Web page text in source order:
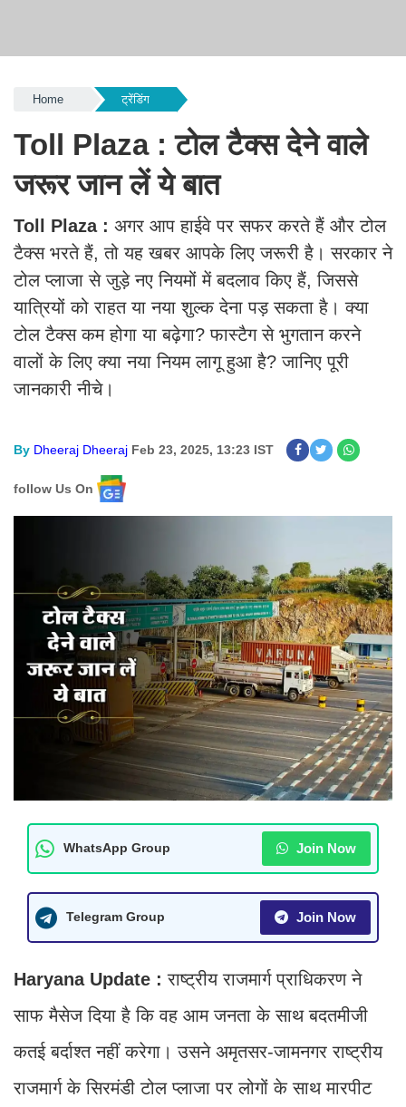
Home ट्रेंडिंग
Toll Plaza : टोल टैक्स देने वाले
जरूर जान लें ये बात
Toll Plaza : अगर आप हाईवे पर सफर करते हैं और टोल
टैक्स भरते हैं, तो यह खबर आपके लिए जरूरी है। सरकार ने
टोल प्लाजा से जुड़े नए नियमों में बदलाव किए हैं, जिससे
यात्रियों को राहत या नया शुल्क देना पड़ सकता है। क्या
टोल टैक्स कम होगा या बढ़ेगा? फास्टैग से भुगतान करने
वालों के लिए क्या नया नियम लागू हुआ है? जानिए पूरी
जानकारी नीचे।
By Dheeraj Dheeraj Feb 23, 2025, 13:23 IST
follow Us On
WhatsApp Group Join Now
Telegram Group Join Now
Haryana Update :राष्ट्रीय राजमार्ग प्राधिकरण ने
साफ मैसेज दिया है कि वह आम जनता के साथ बदतमीजी
कतई बर्दाश्‍त नहीं करेगा। उसने अमृतसर-जामनगर राष्ट्रीय
राजमार्ग के सिरमंडी टोल प्लाजा पर लोगों के साथ मारपीट